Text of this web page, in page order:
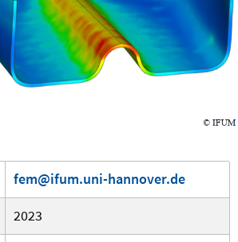
fem@ifum.uni-hannover.de
2023